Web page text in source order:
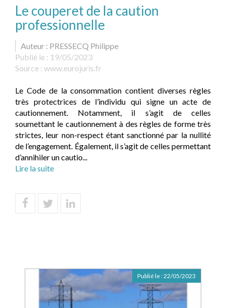
Le couperet de la caution
professionnelle
Auteur : PRESSECQ Philippe
Publié le : 19/05/2023
Source : www.eurojuris.fr
Le Code de la consommation contient diverses règles
très protectrices de l’individu qui signe un acte de
cautionnement. Notamment, il s’agit de celles
soumettant le cautionnement à des règles de forme très
strictes, leur non-respect étant sanctionné par la nullité
de l’engagement. Également, il s’agit de celles permettant
d’annihiler un cautio...
Lire la suite
Publié le :22/05/2023